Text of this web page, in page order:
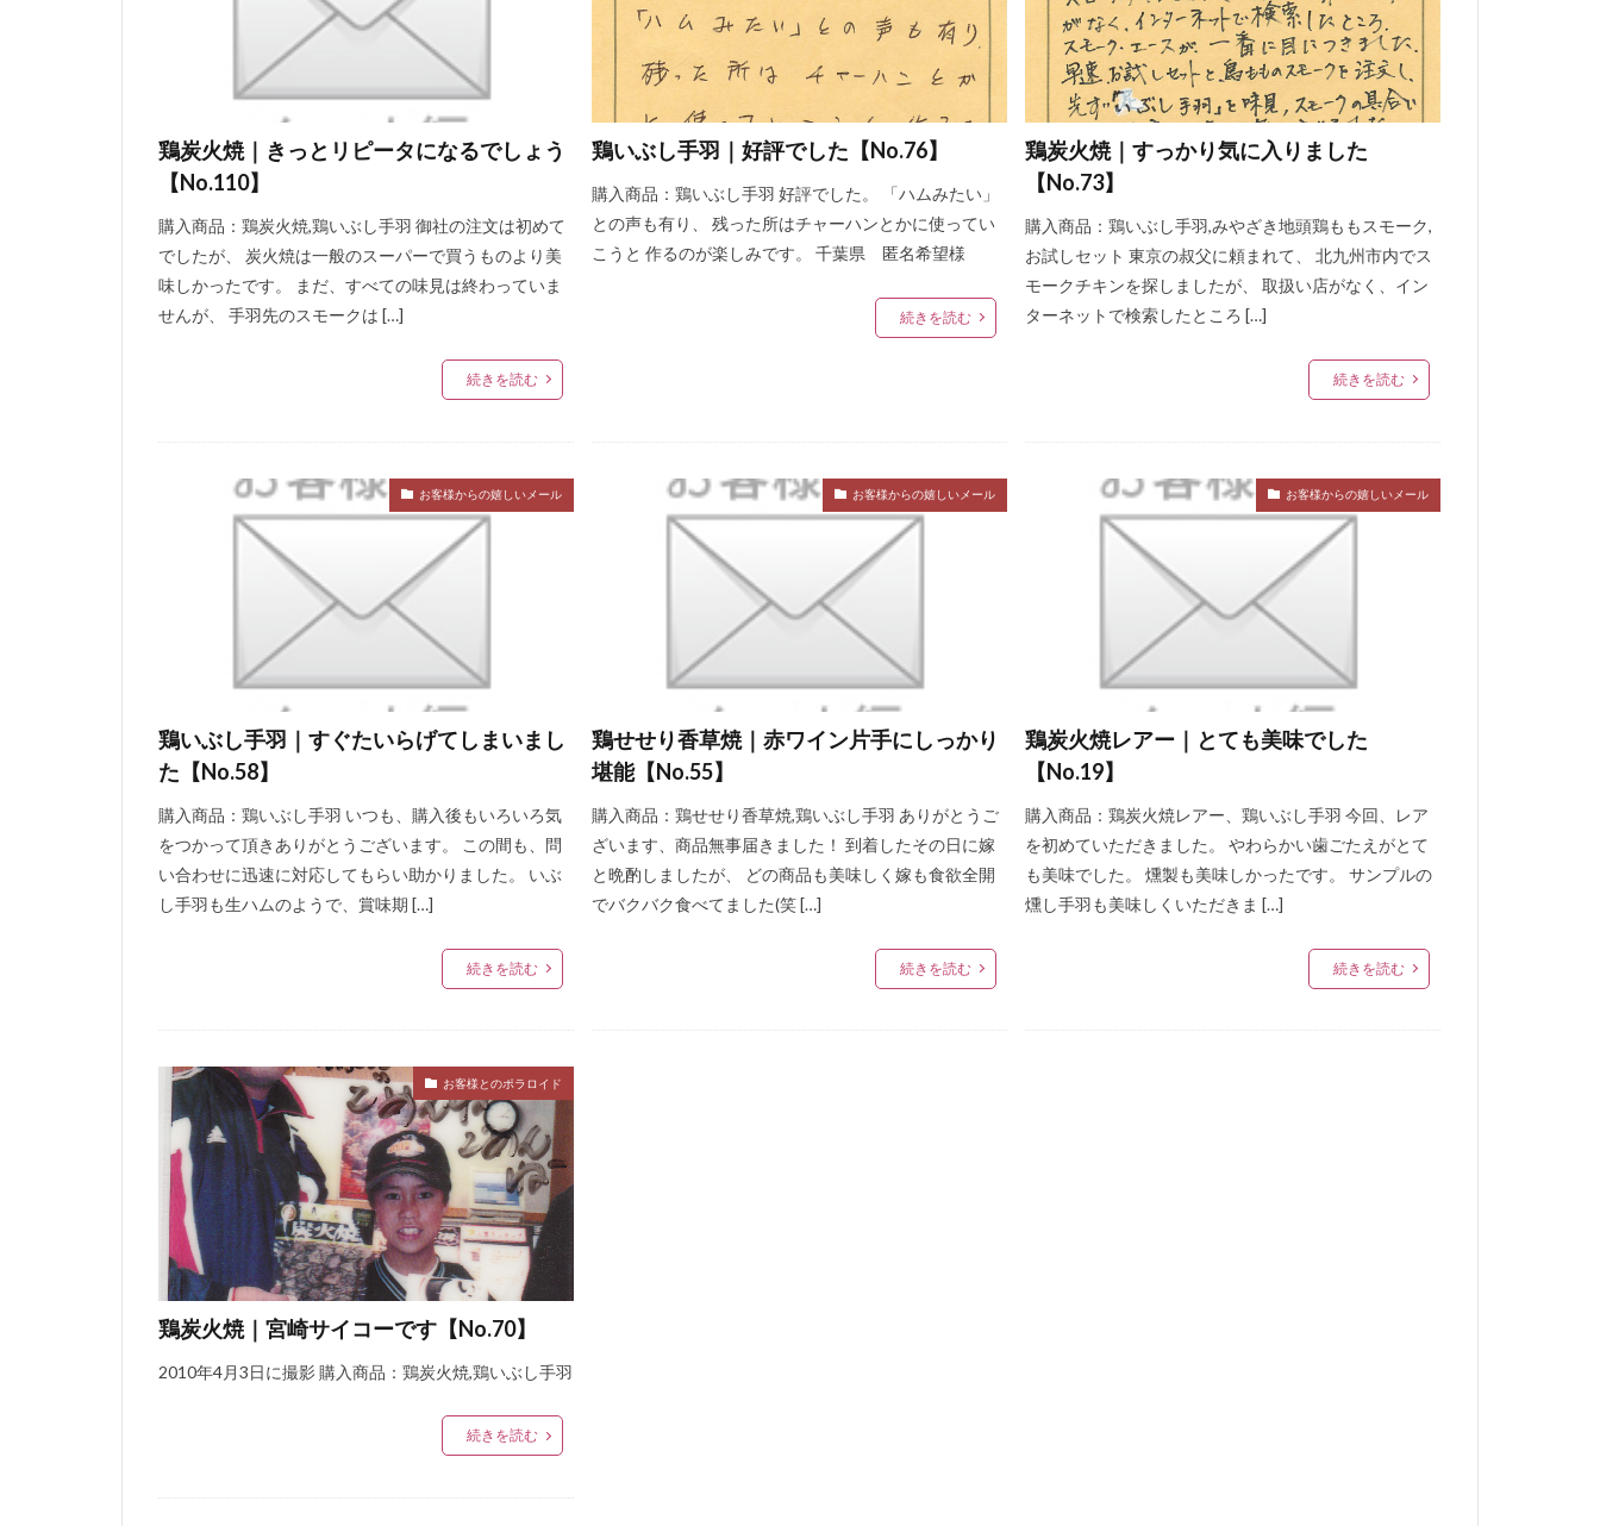
鶏炭火焼｜きっとリピータになるでしょう
【No.110】
購入商品：鶏炭火焼,鶏いぶし手羽 御社の注文は初めて
でしたが、 炭火焼は一般のスーパーで買うものより美
味しかったです。 まだ、すべての味見は終わっていま
せんが、 手羽先のスモークは […]
続きを読む
鶏いぶし手羽｜好評でした【No.76】
購入商品：鶏いぶし手羽 好評でした。 「ハムみたい」
との声も有り、 残った所はチャーハンとかに使ってい
こうと 作るのが楽しみです。 千葉県 匿名希望様
続きを読む
鶏炭火焼｜すっかり気に入りました
【No.73】
購入商品：鶏いぶし手羽,みやざき地頭鶏ももスモーク,
お試しセット 東京の叔父に頼まれて、 北九州市内でス
モークチキンを探しましたが、 取扱い店がなく、イン
ターネットで検索したところ […]
続きを読む
お客様からの嬉しいメール
鶏いぶし手羽｜すぐたいらげてしまいまし
た【No.58】
購入商品：鶏いぶし手羽 いつも、購入後もいろいろ気
をつかって頂きありがとうございます。 この間も、問
い合わせに迅速に対応してもらい助かりました。 いぶ
し手羽も生ハムのようで、賞味期 […]
続きを読む
お客様からの嬉しいメール
鶏せせり香草焼｜赤ワイン片手にしっかり
堪能【No.55】
購入商品：鶏せせり香草焼,鶏いぶし手羽 ありがとうご
ざいます、商品無事届きました！ 到着したその日に嫁
と晩酌しましたが、 どの商品も美味しく嫁も食欲全開
でバクバク食べてました(笑 […]
続きを読む
お客様からの嬉しいメール
鶏炭火焼レアー｜とても美味でした
【No.19】
購入商品：鶏炭火焼レアー、鶏いぶし手羽 今回、レア
を初めていただきました。 やわらかい歯ごたえがとて
も美味でした。 燻製も美味しかったです。 サンプルの
燻し手羽も美味しくいただきま […]
続きを読む
お客様とのポラロイド
鶏炭火焼｜宮崎サイコーです【No.70】
2010年4月3日に撮影 購入商品：鶏炭火焼,鶏いぶし手羽
続きを読む